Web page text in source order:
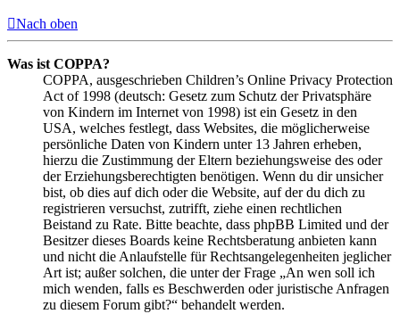
Nach oben
Was ist COPPA?
COPPA, ausgeschrieben Children’s Online Privacy Protection
Act of 1998 (deutsch: Gesetz zum Schutz der Privatsphäre
von Kindern im Internet von 1998) ist ein Gesetz in den
USA, welches festlegt, dass Websites, die möglicherweise
persönliche Daten von Kindern unter 13 Jahren erheben,
hierzu die Zustimmung der Eltern beziehungsweise des oder
der Erziehungsberechtigten benötigen. Wenn du dir unsicher
bist, ob dies auf dich oder die Website, auf der du dich zu
registrieren versuchst, zutrifft, ziehe einen rechtlichen
Beistand zu Rate. Bitte beachte, dass phpBB Limited und der
Besitzer dieses Boards keine Rechtsberatung anbieten kann
und nicht die Anlaufstelle für Rechtsangelegenheiten jeglicher
Art ist; außer solchen, die unter der Frage „An wen soll ich
mich wenden, falls es Beschwerden oder juristische Anfragen
zu diesem Forum gibt?“ behandelt werden.